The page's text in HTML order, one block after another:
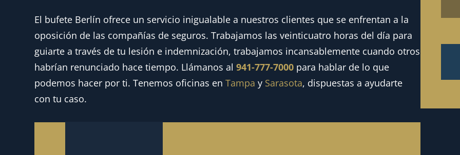
El bufete Berlín ofrece un servicio inigualable a nuestros clientes que se enfrentan a la
oposición de las compañías de seguros. Trabajamos las veinticuatro horas del día para
guiarte a través de tu lesión e indemnización, trabajamos incansablemente cuando otros
habrían renunciado hace tiempo. Llámanos al941-777-7000 para hablar de lo que
podemos hacer por ti. Tenemos oficinas enTampa y Sarasota, dispuestas a ayudarte
con tu caso.